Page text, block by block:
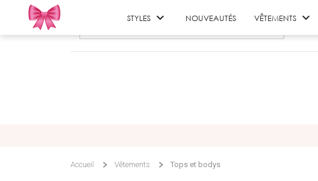
STYLES  NOUVEAUTÉS VÊTEMENTS 
Accueil Vêtements Tops et bodys